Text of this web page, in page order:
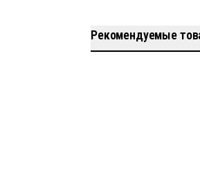
Рекомендуемые